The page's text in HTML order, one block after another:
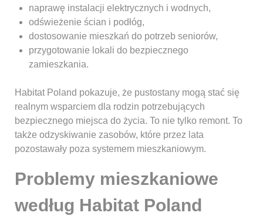
naprawę instalacji elektrycznych i wodnych,
odświeżenie ścian i podłóg,
dostosowanie mieszkań do potrzeb seniorów,
przygotowanie lokali do bezpiecznego
zamieszkania.
Habitat Poland pokazuje, że pustostany mogą stać się
realnym wsparciem dla rodzin potrzebujących
bezpiecznego miejsca do życia. To nie tylko remont. To
także odzyskiwanie zasobów, które przez lata
pozostawały poza systemem mieszkaniowym.
Problemy mieszkaniowe
według Habitat Poland